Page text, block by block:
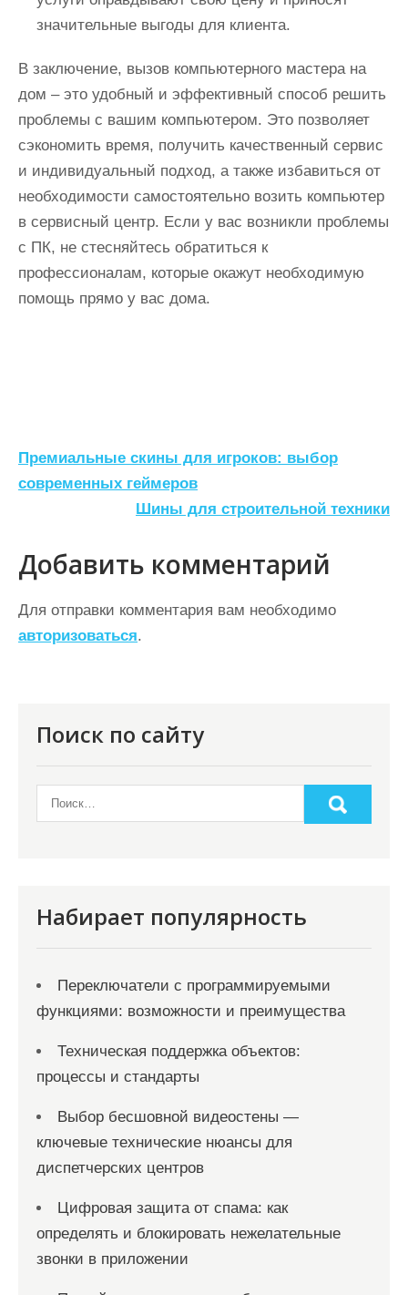
значительные выгоды для клиента.
В заключение, вызов компьютерного мастера на
дом – это удобный и эффективный способ решить
проблемы с вашим компьютером. Это позволяет
сэкономить время, получить качественный сервис
и индивидуальный подход, а также избавиться от
необходимости самостоятельно возить компьютер
в сервисный центр. Если у вас возникли проблемы
с ПК, не стесняйтесь обратиться к
профессионалам, которые окажут необходимую
помощь прямо у вас дома.
Н
а
и
г
а
ц
Премиальные скины для игроков: выбор
современных геймеров
Шины для строительной техники
Добавить комментарий
Для отправки комментария вам необходимо
авторизоваться.
Поиск по сайту
Набирает популярность
Переключатели с программируемыми
функциями: возможности и преимущества
Техническая поддержка объектов:
процессы и стандарты
Выбор бесшовной видеостены —
ключевые технические нюансы для
диспетчерских центров
Цифровая защита от спама: как
определять и блокировать нежелательные
звонки в приложении